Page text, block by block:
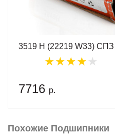
3519 Н (22219 W33) СПЗ
7716 р.
Похожие Подшипники